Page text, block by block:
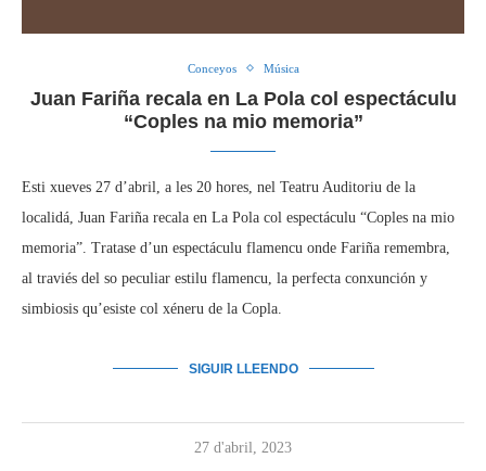
Conceyos Música
Juan Fariña recala en La Pola col espectáculu
“Coples na mio memoria”
Esti xueves 27 d’abril, a les 20 hores, nel Teatru Auditoriu de la
localidá, Juan Fariña recala en La Pola col espectáculu “Coples na mio
memoria”. Tratase d’un espectáculu flamencu onde Fariña remembra,
al traviés del so peculiar estilu flamencu, la perfecta conxunción y
simbiosis qu’esiste col xéneru de la Copla.
SIGUIR LLEENDO
27 d'abril, 2023